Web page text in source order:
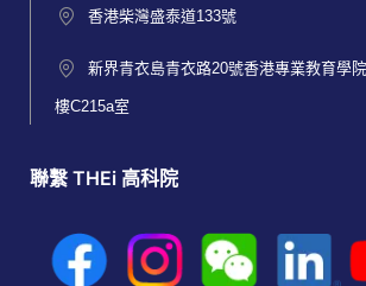
香港柴灣盛泰道133號
新界青衣島青衣路20號香港專業教育學
樓C215a室
聯繫 THEi 高科院